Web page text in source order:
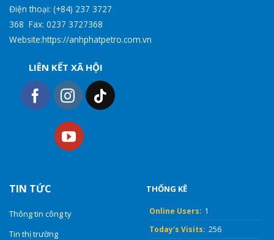
Điện thoại: (+84) 237 3727
368 Fax: 0237 3727368
Website:https://anhphatpetro.com.vn
LIÊN KẾT XÃ HỘI
TIN TỨC
Thông tin công ty
Tin thị trường
THỐNG KÊ
Online Users: 1
Today's Visits: 256